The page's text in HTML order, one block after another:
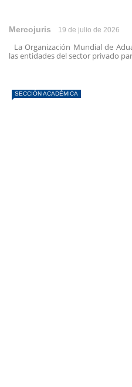
Mercojuris 19 de julio de 2026
La Organización Mundial de
las entidades del sector privado
SECCIÓN ACADÉMICA